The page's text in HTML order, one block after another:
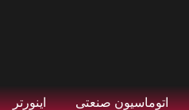
اتوماسیون صنعتی اینورتر